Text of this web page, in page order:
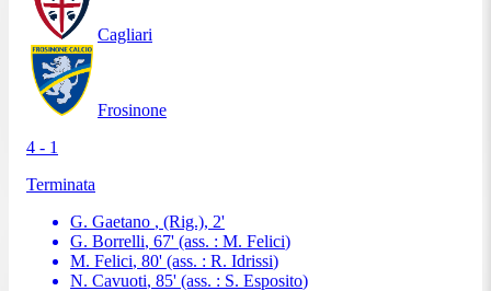
Cagliari
Frosinone
4 - 1
Terminata
G. Gaetano , (Rig.), 2'
G. Borrelli, 67' (ass. : M. Felici)
M. Felici, 80' (ass. : R. Idrissi)
N. Cavuoti, 85' (ass. : S. Esposito)